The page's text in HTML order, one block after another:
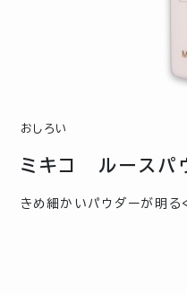
おしろい
ミキコ ルースパ
きめ細かいパウダーが明る